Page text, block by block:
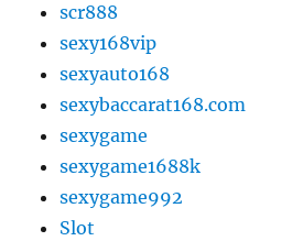
scr888
sexy168vip
sexyauto168
sexybaccarat168.com
sexygame
sexygame1688k
sexygame992
Slot